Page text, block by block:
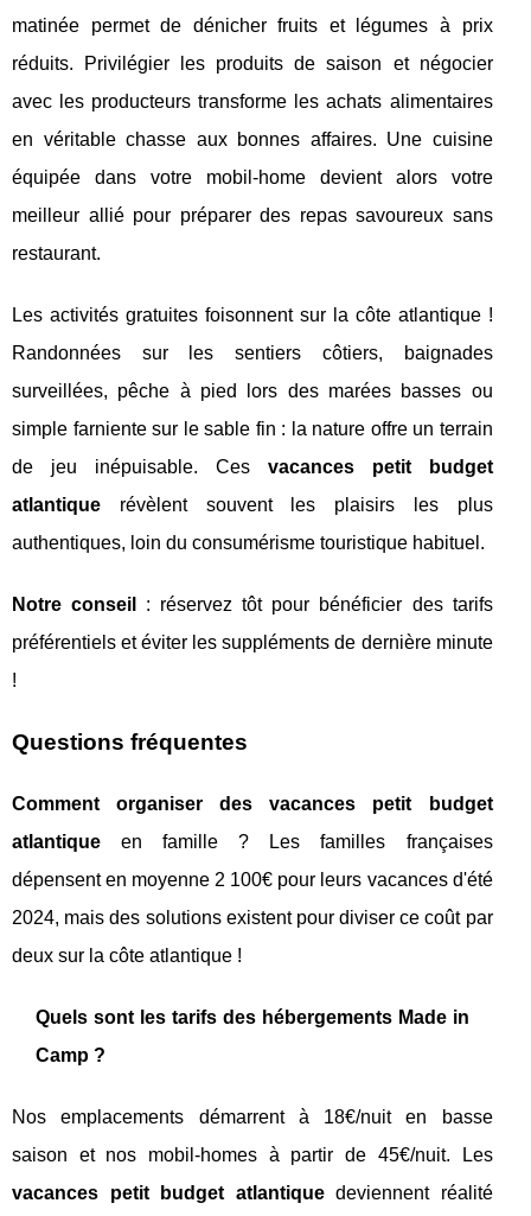
matinée permet de dénicher fruits et légumes à prix
réduits. Privilégier les produits de saison et négocier
avec les producteurs transforme les achats alimentaires
en véritable chasse aux bonnes affaires. Une cuisine
équipée dans votre mobil-home devient alors votre
meilleur allié pour préparer des repas savoureux sans
restaurant.
Les activités gratuites foisonnent sur la côte atlantique !
Randonnées sur les sentiers côtiers, baignades
surveillées, pêche à pied lors des marées basses ou
simple farniente sur le sable fin : la nature offre un terrain
de jeu inépuisable. Ces vacances petit budget
atlantique révèlent souvent les plaisirs les plus
authentiques, loin du consumérisme touristique habituel.
Notre conseil
: réservez tôt pour bénéficier des tarifs
préférentiels et éviter les suppléments de dernière minute
!
Questions fréquentes
Comment organiser des vacances petit budget
atlantique en famille ? Les familles françaises
dépensent en moyenne 2 100€ pour leurs vacances d'été
2024, mais des solutions existent pour diviser ce coût par
deux sur la côte atlantique !
Quels sont les tarifs des hébergements Made in
Camp ?
Nos emplacements démarrent à 18€/nuit en basse
saison et nos mobil-homes à partir de 45€/nuit. Les
vacances petit budget atlantiquedeviennent réalité